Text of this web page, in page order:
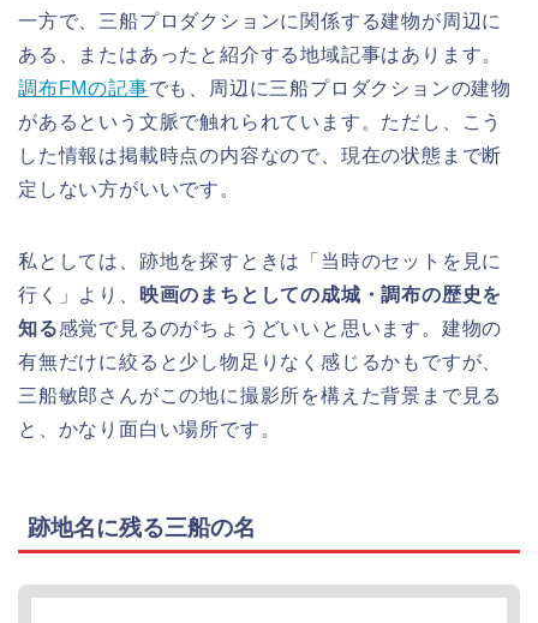
一方で、三船プロダクションに関係する建物が周辺に
ある、またはあったと紹介する地域記事はあります。
調布FMの記事でも、周辺に三船プロダクションの建物
があるという文脈で触れられています。ただし、こう
した情報は掲載時点の内容なので、現在の状態まで断
定しない方がいいです。
私としては、跡地を探すときは「当時のセットを見に
行く」より、
映画のまちとしての成城・調布の歴史を
知る感覚で見るのがちょうどいいと思います。建物の
有無だけに絞ると少し物足りなく感じるかもですが、
三船敏郎さんがこの地に撮影所を構えた背景まで見る
と、かなり面白い場所です。
跡地名に残る三船の名